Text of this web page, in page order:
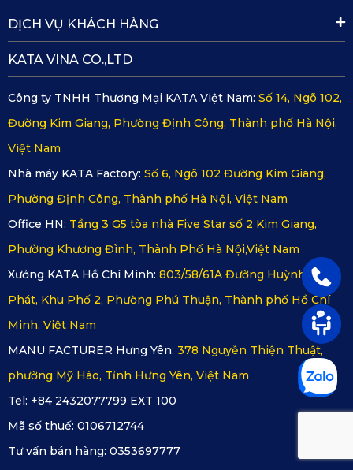
DỊCH VỤ KHÁCH HÀNG
KATA VINA CO.,LTD
Công ty TNHH Thương Mại KATA Việt Nam: Số 14, Ngõ 102,
Đường Kim Giang, Phường Định Công, Thành phố Hà Nội,
Việt Nam
Nhà máy KATA Factory: Số 6, Ngõ 102 Đường Kim Giang,
Phường Định Công, Thành phố Hà Nội, Việt Nam
Office HN: Tầng 3 G5 tòa nhà Five Star số 2 Kim Giang,
Phường Khương Đình, Thành Phố Hà Nội,Việt Nam
Xưởng KATA Hồ Chí Minh: 803/58/61A Đường Huỳnh Tấn
Phát, Khu Phố 2, Phường Phú Thuận, Thành phố Hồ Chí
Minh, Việt Nam
MANU FACTURER Hưng Yên: 378 Nguyễn Thiện Thuật,
phường Mỹ Hào, Tỉnh Hưng Yên, Việt Nam
Tel: +84 2432077799 EXT 100
Mã số thuế: 0106712744
Tư vấn bán hàng: 0353697777